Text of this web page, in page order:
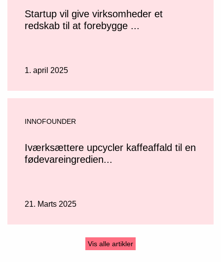
Startup vil give virksomheder et
redskab til at forebygge ...
1. april 2025
INNOFOUNDER
Iværksættere upcycler kaffeaffald til en
fødevareingredien...
21. Marts 2025
Vis alle artikler